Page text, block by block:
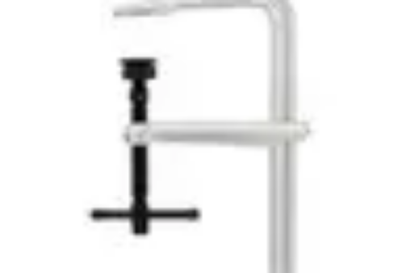
Trouver un Serrurier
Trouver un Serrurier